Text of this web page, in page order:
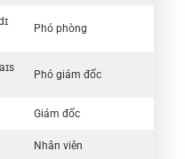
Phó phòng
Phó giám đốc
Giám đốc
Nhân viên